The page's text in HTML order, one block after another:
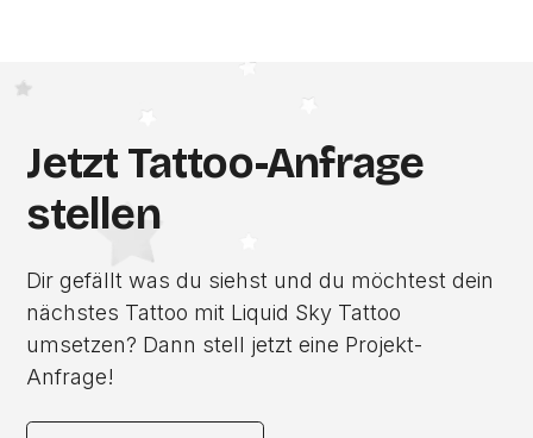
Jetzt Tattoo-Anfrage
stellen
Dir gefällt was du siehst und du möchtest dein
nächstes Tattoo mit Liquid Sky Tattoo
umsetzen? Dann stell jetzt eine Projekt-
Anfrage!